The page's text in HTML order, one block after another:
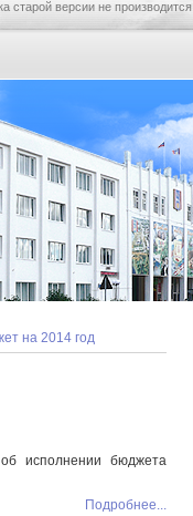
старой версии не производится.
на 2014 год
исполнении бюджета
Подробнее...